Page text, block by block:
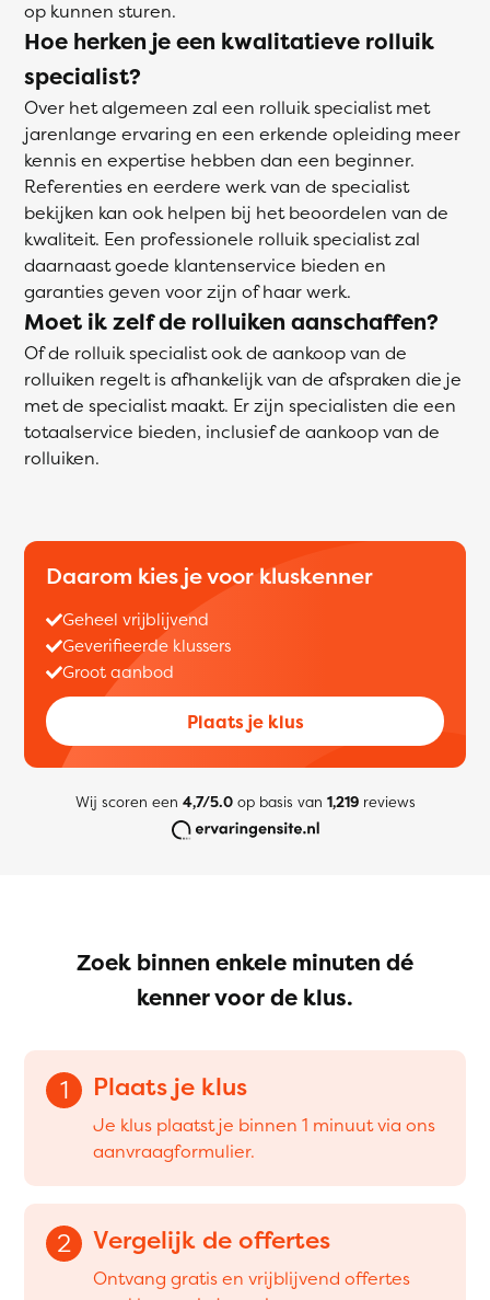
op kunnen sturen.
Hoe herken je een kwalitatieve rolluik
specialist?
Over het algemeen zal een rolluik specialist met
jarenlange ervaring en een erkende opleiding meer
kennis en expertise hebben dan een beginner.
Referenties en eerdere werk van de specialist
bekijken kan ook helpen bij het beoordelen van de
kwaliteit. Een professionele rolluik specialist zal
daarnaast goede klantenservice bieden en
garanties geven voor zijn of haar werk.
Moet ik zelf de rolluiken aanschaffen?
Of de rolluik specialist ook de aankoop van de
rolluiken regelt is afhankelijk van de afspraken die je
met de specialist maakt. Er zijn specialisten die een
totaalservice bieden, inclusief de aankoop van de
rolluiken.
Daarom kies je voor kluskenner
Geheel vrijblijvend
Geverifieerde klussers
Groot aanbod
Plaats je klus
Wij scoren een 4,7/5.0op basis van 1,219reviews
Zoek binnen enkele minuten dé
kenner voor de klus.
1 Plaats je klus
Je klus plaatst je binnen 1 minuut via ons
aanvraagformulier.
2 Vergelijk de offertes
Ontvang gratis en vrijblijvend offertes